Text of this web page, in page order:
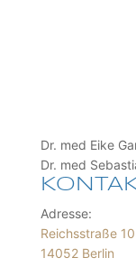
Dr. med Eike
Dr. med
Adresse:
Reichsstraße
14052 Berlin